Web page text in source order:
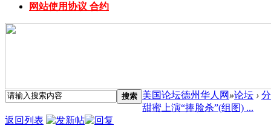
网站使用协议 合约
搜索 美国论坛德州华人网 »论坛 ›
甜蜜上演“捧脸杀”(组图) ...
返回列表